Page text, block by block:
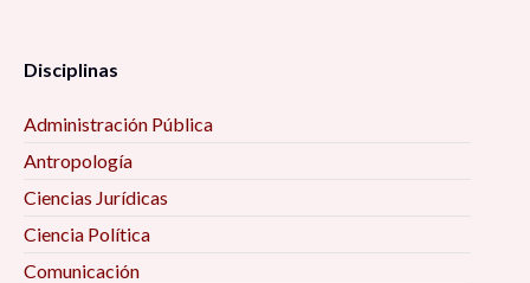
Disciplinas
Administración Pública
Antropología
Ciencias Jurídicas
Ciencia Política
Comunicación